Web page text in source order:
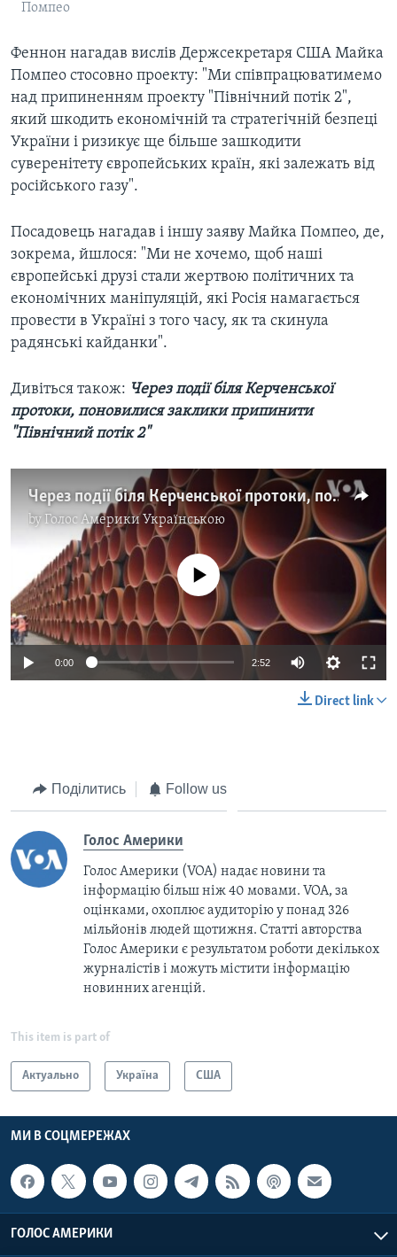
Помпео
Феннон нагадав вислів Держсекретаря США Майка
Помпео стосовно проекту: "Ми співпрацюватимемо
над припиненням проекту "Північний потік 2",
який шкодить економічній та стратегічній безпеці
України і ризикує ще більше зашкодити
суверенітету європейських країн, які залежать від
російського газу".
Посадовець нагадав і іншу заяву Майка Помпео, де,
зокрема, йшлося: "Ми не хочемо, щоб наші
європейські друзі стали жертвою політичних та
економічних маніпуляцій, які Росія намагається
провести в Україні з того часу, як та скинула
радянські кайданки".
Дивіться також: Через події біля Керченської
протоки, поновилися заклики припинити
"Північний потік 2"
Через події біля Керченської протоки, поновилися заклики припинити "Північний потік 2". Відео
byГолос Америки Українською
No media source currently available
0:00 2:52
Direct link
Поділитись Follow us
Голос Америки
Голос Америки (VOA) надає новини та
інформацію більш ніж 40 мовами. VOA, за
оцінками, охоплює аудиторію у понад 326
мільйонів людей щотижня. Статті авторства
Голос Америки є результатом роботи декількох
журналістів і можуть містити інформацію
новинних агенцій.
This item is part of
Актуально Україна США
МИ В СОЦМЕРЕЖАХ
ГОЛОС АМЕРИКИ